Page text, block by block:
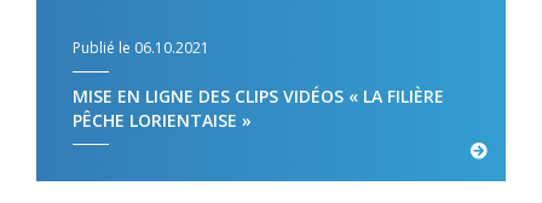
Publié le 06.10.2021
MISE EN LIGNE DES CLIPS VIDÉOS « LA FILIÈRE
PÊCHE LORIENTAISE »